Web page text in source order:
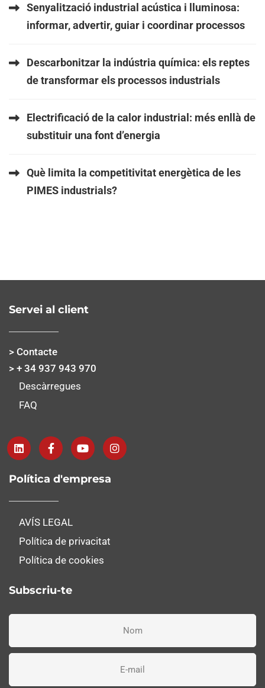
Senyalització industrial acústica i lluminosa:
informar, advertir, guiar i coordinar processos
Descarbonitzar la indústria química: els reptes
de transformar els processos industrials
Electrificació de la calor industrial: més enllà de
substituir una font d’energia
Què limita la competitivitat energètica de les
PIMES industrials?
Servei al client
> Contacte
> + 34 937 943 970
Descàrregues
FAQ
Política d'empresa
AVÍS LEGAL
Política de privacitat
Política de cookies
Subscriu-te